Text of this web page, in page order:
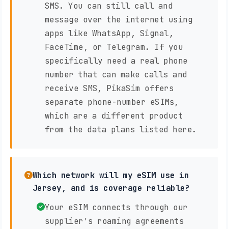
SMS. You can still call and
message over the internet using
apps like WhatsApp, Signal,
FaceTime, or Telegram. If you
specifically need a real phone
number that can make calls and
receive SMS, PikaSim offers
separate phone-number eSIMs,
which are a different product
from the data plans listed here.
Which network will my eSIM use in
Jersey, and is coverage reliable?
Your eSIM connects through our
supplier's roaming agreements